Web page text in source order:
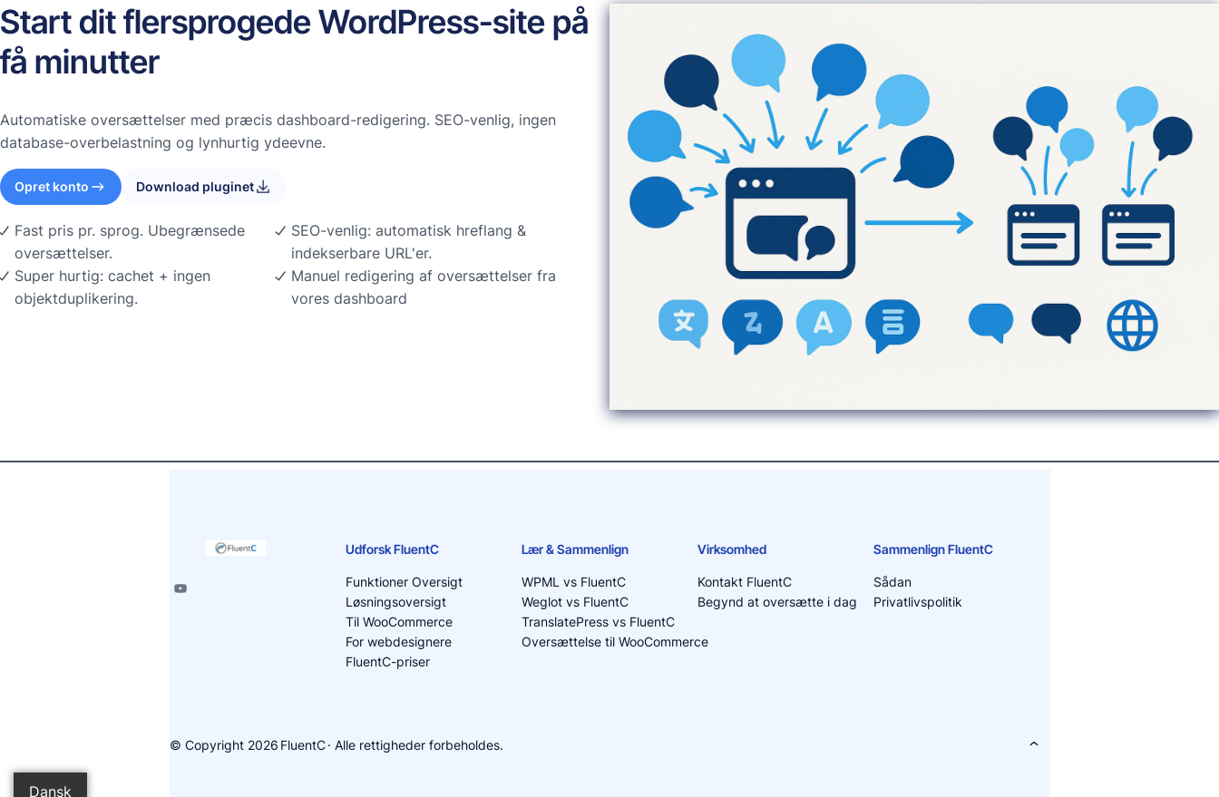
Start dit flersprogede WordPress-site på
få minutter
Automatiske oversættelser med præcis dashboard-redigering. SEO-venlig, ingen
database-overbelastning og lynhurtig ydeevne.
Opret konto Download pluginet
Fast pris pr. sprog. Ubegrænsede
oversættelser.
Super hurtig: cachet + ingen
objektduplikering.
SEO-venlig: automatisk hreflang &
indekserbare URL'er.
Manuel redigering af oversættelser fra
vores dashboard
Udforsk FluentC
Funktioner Oversigt
Løsningsoversigt
Til WooCommerce
For webdesignere
FluentC-priser
Lær & Sammenlign
WPML vs FluentC
Weglot vs FluentC
TranslatePress vs FluentC
Oversættelse til WooCommerce
Virksomhed
Kontakt FluentC
Begynd at oversætte i dag
Sammenlign FluentC
Sådan
Privatlivspolitik
© Copyright 2026 FluentC · Alle rettigheder forbeholdes.
Dansk